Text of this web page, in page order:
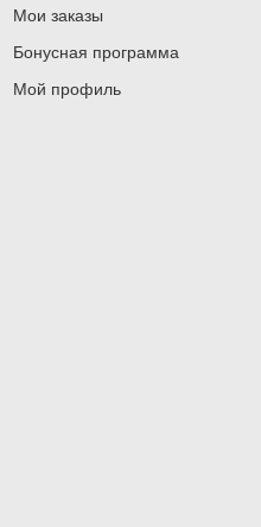
Мои заказы
Бонусная программа
Мой профиль